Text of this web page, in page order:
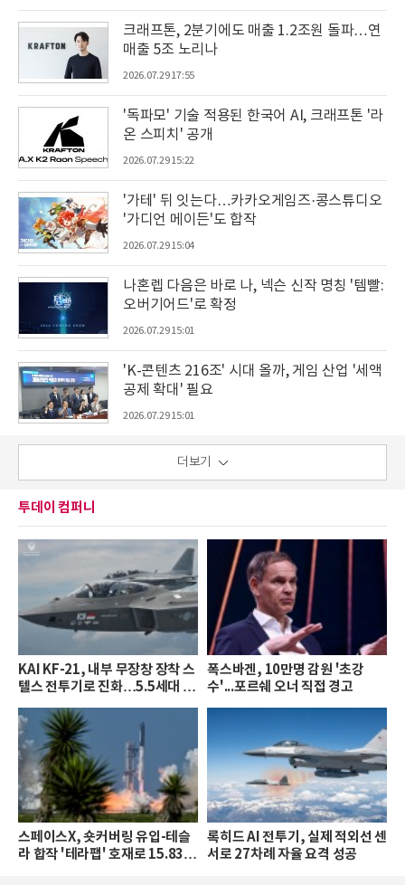
크래프톤, 2분기에도 매출 1.2조원 돌파…연
매출 5조 노리나
2026.07.29 17:55
'독파모' 기술 적용된 한국어 AI, 크래프톤 '라
온 스피치' 공개
2026.07.29 15:22
'가테' 뒤 잇는다…카카오게임즈·콩스튜디오
'가디언 메이든'도 합작
2026.07.29 15:04
나혼렙 다음은 바로 나, 넥슨 신작 명칭 '템빨:
오버기어드'로 확정
2026.07.29 15:01
'K-콘텐츠 216조' 시대 올까, 게임 산업 '세액
공제 확대' 필요
2026.07.29 15:01
더보기
투데이 컴퍼니
KAI KF-21, 내부 무장창 장착 스
텔스 전투기로 진화…5.5세대 도
약 선언
폭스바겐, 10만명 감원 '초강
수'...포르쉐 오너 직접 경고
스페이스X, 숏커버링 유입-테슬
라 합작 '테라팹' 호재로 15.83%
록히드 AI 전투기, 실제 적외선 센
서로 27차례 자율 요격 성공